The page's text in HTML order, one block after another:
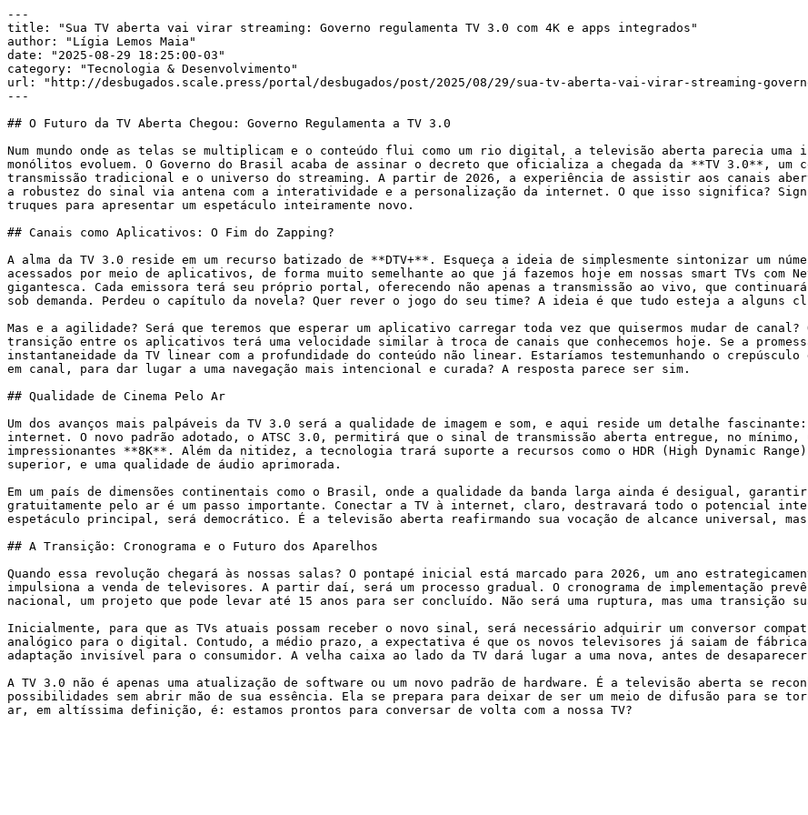
---
title: "Sua TV aberta vai virar streaming: Governo regulamenta TV 3.0 com 4K e apps integrados"
author: "Lígia Lemos Maia"
date: "2025-08-29 18:25:00-03"
category: "Tecnologia & Desenvolvimento"
url: "http://desbugados.scale.press/portal/desbugados/post/2025/08/29/sua-tv-aberta-vai-virar-streaming-
---
## O Futuro da TV Aberta Chegou: Governo Regulamenta a TV 3.0
Num mundo onde as telas se multiplicam e o conteúdo flui como um rio digital, a televisão aberta parecia uma
monólitos evoluem. O Governo do Brasil acaba de assinar o decreto que oficializa a chegada da **TV 3.0**,
transmissão tradicional e o universo do streaming. A partir de 2026, a experiência de assistir aos canais
a robustez do sinal via antena com a interatividade e a personalização da internet. O que isso significa?
truques para apresentar um espetáculo inteiramente novo.
## Canais como Aplicativos: O Fim do Zapping?
A alma da TV 3.0 reside em um recurso batizado de **DTV+**. Esqueça a ideia de simplesmente sintonizar um
acessados por meio de aplicativos, de forma muito semelhante ao que já fazemos hoje em nossas smart TVs com
gigantesca. Cada emissora terá seu próprio portal, oferecendo não apenas a transmissão ao vivo, que continuará
sob demanda. Perdeu o capítulo da novela? Quer rever o jogo do seu time? A ideia é que tudo esteja a alguns
Mas e a agilidade? Será que teremos que esperar um aplicativo carregar toda vez que quisermos mudar de
transição entre os aplicativos terá uma velocidade similar à troca de canais que conhecemos hoje. Se a
instantaneidade da TV linear com a profundidade do conteúdo não linear. Estaríamos testemunhando o
em canal, para dar lugar a uma navegação mais intencional e curada? A resposta parece ser sim.
## Qualidade de Cinema Pelo Ar
Um dos avanços mais palpáveis da TV 3.0 será a qualidade de imagem e som, e aqui reside um detalhe fascinante:
internet. O novo padrão adotado, o ATSC 3.0, permitirá que o sinal de transmissão aberta entregue, no mínimo,
impressionantes **8K**. Além da nitidez, a tecnologia trará suporte a recursos como o HDR (High Dynamic
superior, e uma qualidade de áudio aprimorada.
Em um país de dimensões continentais como o Brasil, onde a qualidade da banda larga ainda é desigual,
gratuitamente pelo ar é um passo importante. Conectar a TV à internet, claro, destravará todo o potencial
espetáculo principal, será democrático. É a televisão aberta reafirmando sua vocação de alcance universal,
## A Transição: Cronograma e o Futuro dos Aparelhos
Quando essa revolução chegará às nossas salas? O pontapé inicial está marcado para 2026, um ano
impulsiona a venda de televisores. A partir daí, será um processo gradual. O cronograma de implementação
nacional, um projeto que pode levar até 15 anos para ser concluído. Não será uma ruptura, mas uma transição
Inicialmente, para que as TVs atuais possam receber o novo sinal, será necessário adquirir um conversor
analógico para o digital. Contudo, a médio prazo, a expectativa é que os novos televisores já saiam de
adaptação invisível para o consumidor. A velha caixa ao lado da TV dará lugar a uma nova, antes de
A TV 3.0 não é apenas uma atualização de software ou um novo padrão de hardware. É a televisão aberta se
possibilidades sem abrir mão de sua essência. Ela se prepara para deixar de ser um meio de difusão para se
ar, em altíssima definição, é: estamos prontos para conversar de volta com a nossa TV?